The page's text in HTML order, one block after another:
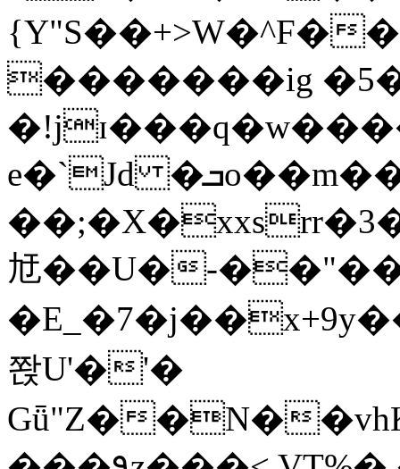
{Y"S��+>W�^F�
�������ig
e�`Jd �ܒo��m��1��d|
㝼��U�-
쫝U'�'�
Gǖ"Z��N�